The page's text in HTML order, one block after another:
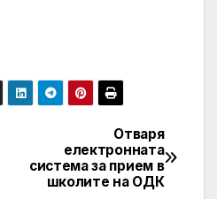
Отваря
електронната
система за прием в
школите на ОДК